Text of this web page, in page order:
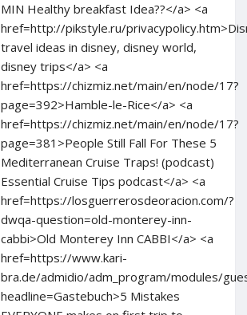
MIN Healthy breakfast Idea??</a> <a
href=http://pikstyle.ru/
travel ideas in disney, disney world,
disney trips</a> <a
href=https://chizmiz.net/main/en/node/17?
page=392>Hamble-le-Rice</a> <a
href=https://chizmiz.net/main/en/node/17?
page=381>People Still Fall For These 5
Mediterranean Cruise Traps! (podcast)
Essential Cruise Tips podcast</a> <a
href=https://losguerrerosdeoracion.com/?
dwqa-question=old-monterey-inn-
cabbi>Old Monterey Inn CABBI</a> <a
href=https://www.kari-
bra.de/admidio/adm_program/modules/
headline=Gastebuch>5 Mistakes